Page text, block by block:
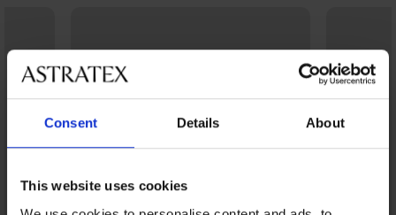
Consent Details About
This website uses cookies